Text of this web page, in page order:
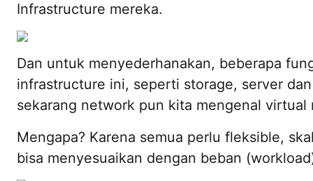
Infrastructure mereka.
Dan untuk menyederhanakan, beberapa
infrastructure ini, seperti storage, server
sekarang network pun kita mengenal
Mengapa? Karena semua perlu fleksible,
bisa menyesuaikan dengan beban